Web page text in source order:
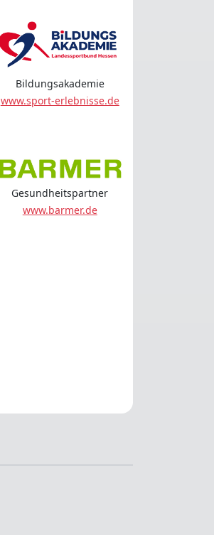
Bildungsakademie
www.sport-erlebnisse.de
Gesundheitspartner
www.barmer.de